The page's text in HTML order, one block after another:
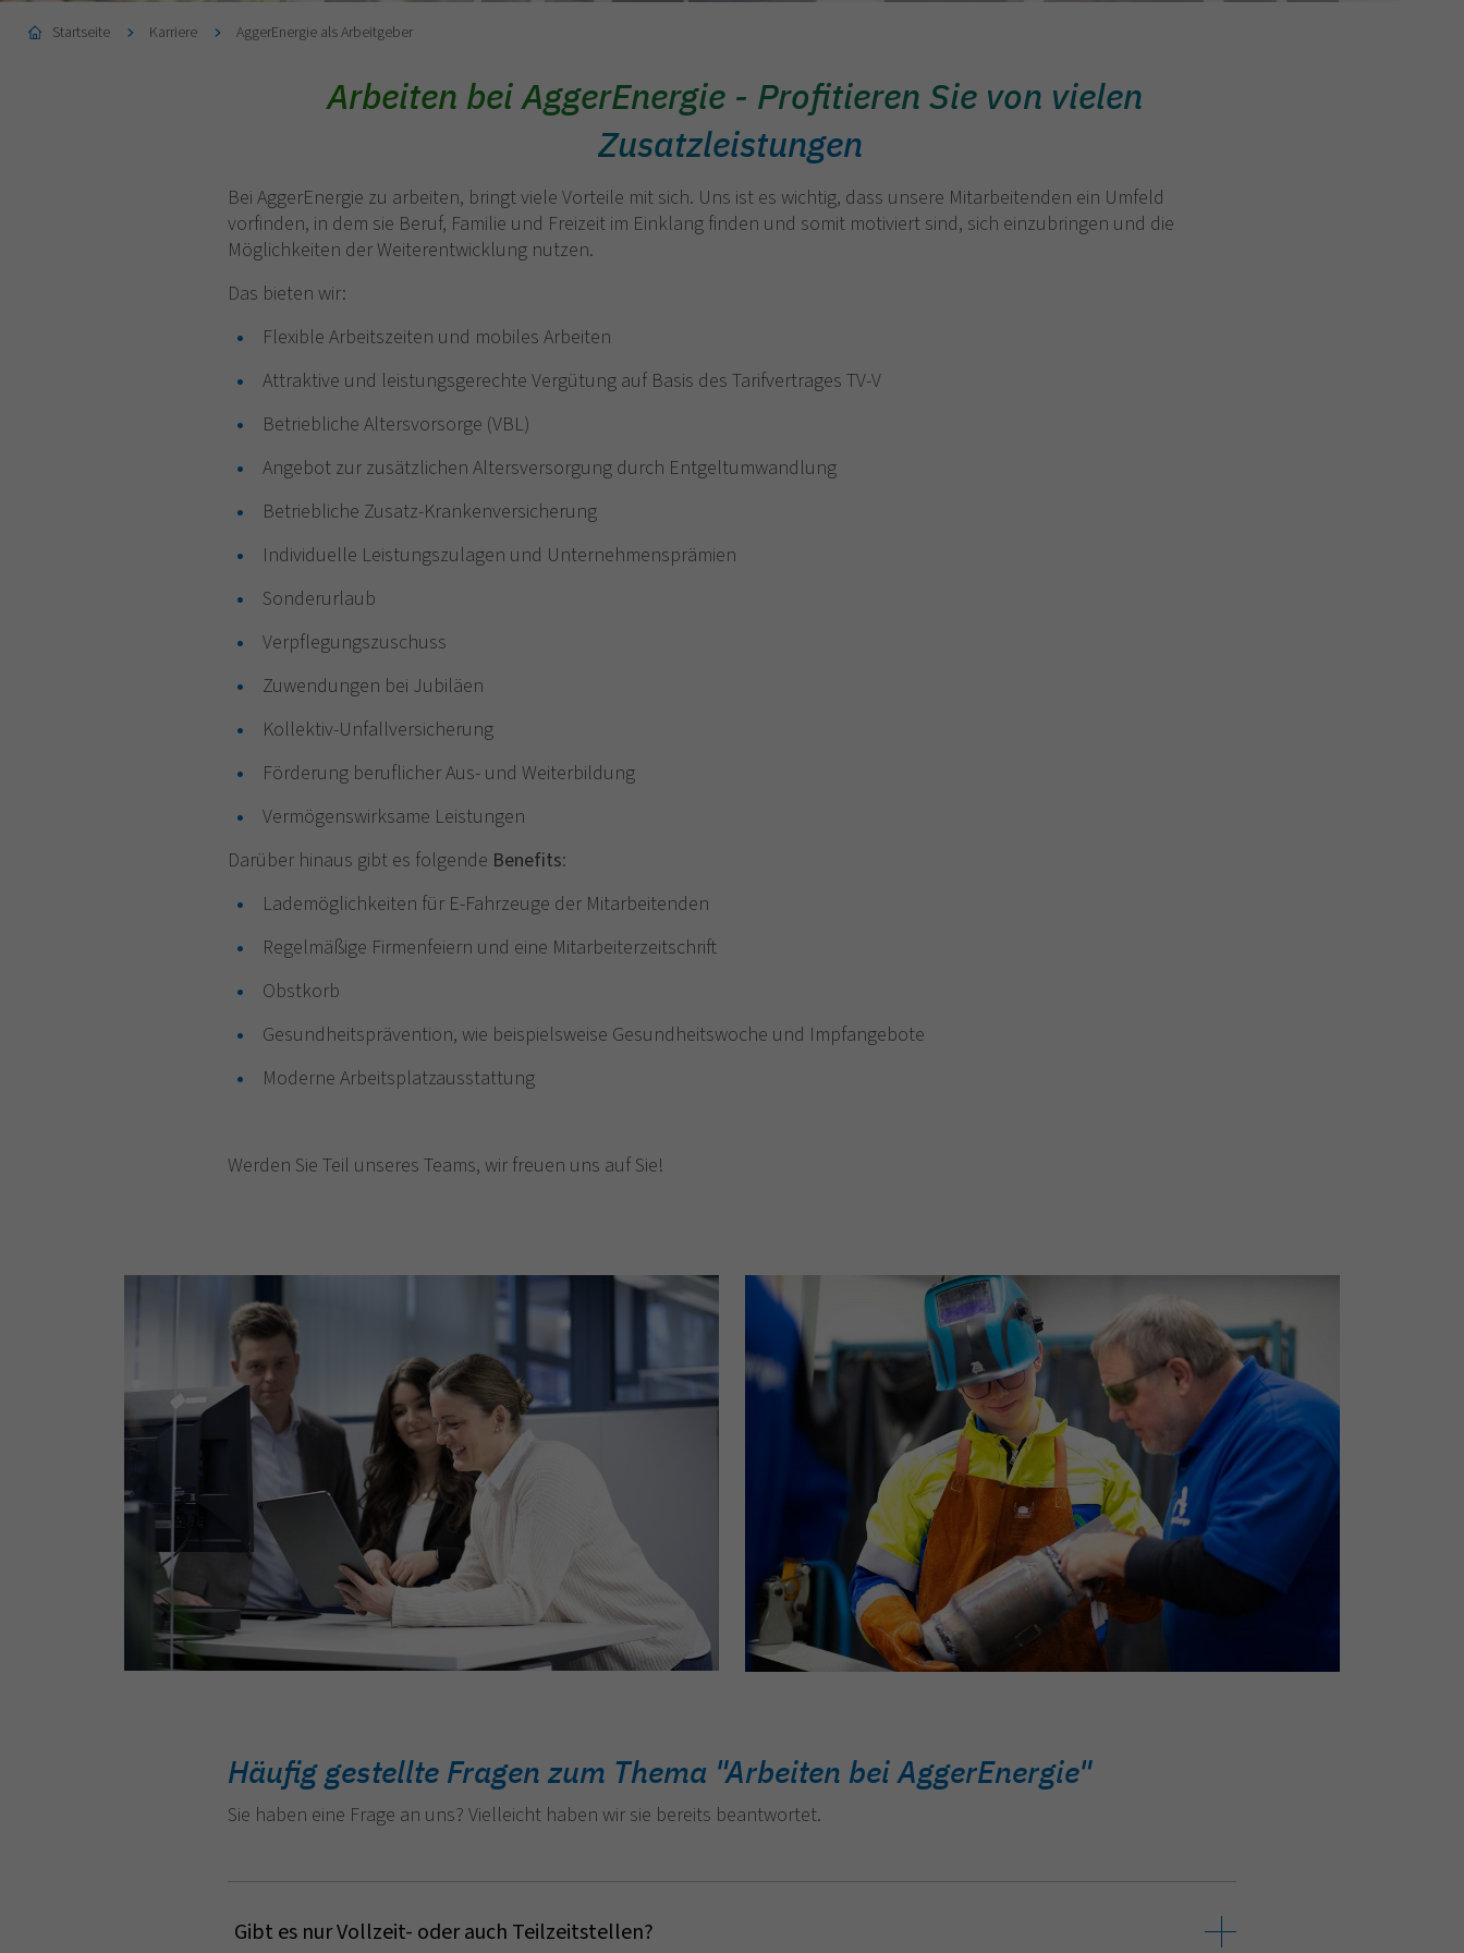
Startseite Karriere AggerEnergie als Arbeitgeber
Arbeiten bei AggerEnergie - Profitieren Sie von vielen
Zusatzleistungen
Bei AggerEnergie zu arbeiten, bringt viele Vorteile mit sich. Uns ist es wichtig, dass unsere Mitarbeitenden ein Umfeld
vorfinden, in dem sie Beruf, Familie und Freizeit im Einklang finden und somit motiviert sind, sich einzubringen und die
Möglichkeiten der Weiterentwicklung nutzen.
Das bieten wir:
Flexible Arbeitszeiten und mobiles Arbeiten
Attraktive und leistungsgerechte Vergütung auf Basis des Tarifvertrages TV-V
Betriebliche Altersvorsorge (VBL)
Angebot zur zusätzlichen Altersversorgung durch Entgeltumwandlung
Betriebliche Zusatz-Krankenversicherung
Individuelle Leistungszulagen und Unternehmensprämien
Sonderurlaub
Verpflegungszuschuss
Zuwendungen bei Jubiläen
Kollektiv-Unfallversicherung
Förderung beruflicher Aus- und Weiterbildung
Vermögenswirksame Leistungen
Darüber hinaus gibt es folgende Benefits:
Lademöglichkeiten für E-Fahrzeuge der Mitarbeitenden
Regelmäßige Firmenfeiern und eine Mitarbeiterzeitschrift
Obstkorb
Gesundheitsprävention, wie beispielsweise Gesundheitswoche und Impfangebote
Moderne Arbeitsplatzausstattung
Werden Sie Teil unseres Teams, wir freuen uns auf Sie!
Häufig gestellte Fragen zum Thema "Arbeiten bei AggerEnergie"
Sie haben eine Frage an uns? Vielleicht haben wir sie bereits beantwortet.
Gibt es nur Vollzeit- oder auch Teilzeitstellen?